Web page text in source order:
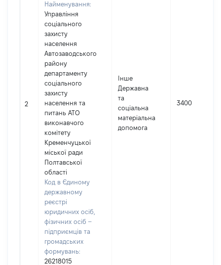
2
Найменування:
Управління
соціального
захисту
населення
Автозаводського
району
департаменту
соціального
захисту
населення та
питань АТО
виконавчого
комітету
Кременчуцької
міської ради
Полтавської
області
Код в Єдиному
державному
реєстрі
юридичних осіб,
фізичних осіб –
підприємців та
громадських
формувань:
26218015
Інше
Державна
та
соціальна
матеріальна
допомога
3400